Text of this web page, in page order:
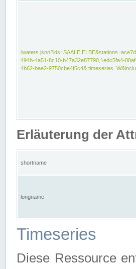
/
494b-4a51-8c10-b47a32e87790,1edc5fa4-
4b62-bee2-9750cbe4f5c4&
Erläuterung der
shortname
longname
Timeseries
Diese Ressource